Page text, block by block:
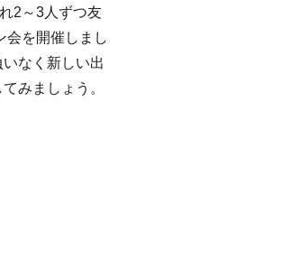
2～3人ずつ友
会を開催しまし
なく新しい出
みましょう。